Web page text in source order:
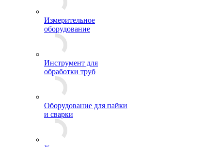
Измерительное
оборудование
Инструмент для
обработки труб
Оборудование для пайки
и сварки